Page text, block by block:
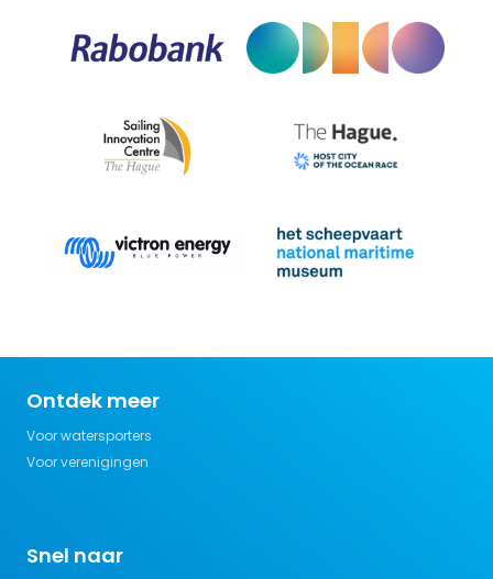
Ontdek meer
Voor watersporters
Voor verenigingen
Snel naar